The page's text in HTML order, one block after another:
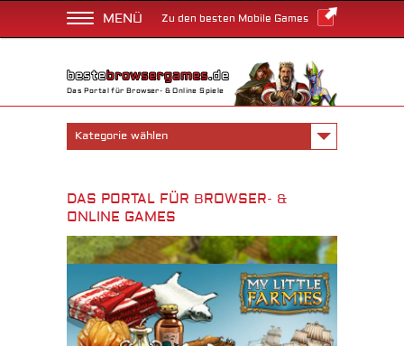
MENÜ Zu den besten Mobile Games
Das Portal für Browser- & Online Spiele
Kategorie wählen
DAS PORTAL FÜR BROWSER- &
ONLINE GAMES